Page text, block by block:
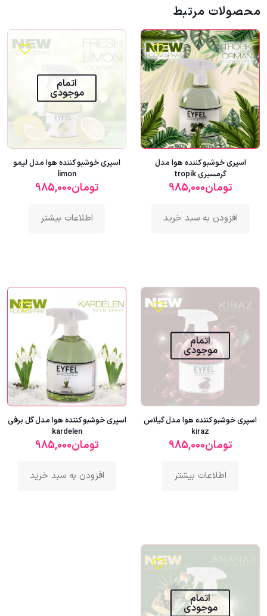
محصولات مرتبط
اسپری خوشبو کننده هوا مدل
گرمسیری tropik
تومان985,000
افزودن به سبد خرید
اتمام
موجودی
اسپری خوشبو کننده هوا مدل لیمو
limon
تومان985,000
اطلاعات بیشتر
اتمام
موجودی
اسپری خوشبو کننده هوا مدل گیلاس
kiraz
تومان985,000
اطلاعات بیشتر
اسپری خوشبو کننده هوا مدل گل برفی
kardelen
تومان985,000
افزودن به سبد خرید
اتمام
موجودی